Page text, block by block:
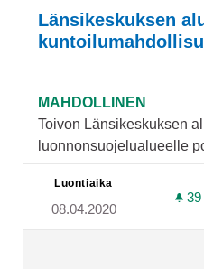
Länsikeskuksen
MAHDOLLINEN
Toivon Länsikeskuksen
luonnonsuojelualueelle
Luontiaika
08.04.2020
39